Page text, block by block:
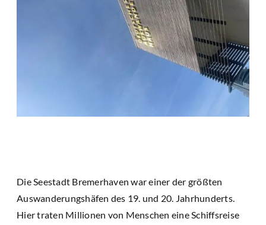
Die Seestadt Bremerhaven war einer der größten
Auswanderungshäfen des 19. und 20. Jahrhunderts.
Hier traten Millionen von Menschen eine Schiffsreise